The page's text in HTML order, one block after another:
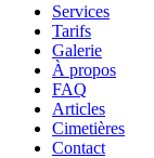
Services
Tarifs
Galerie
À propos
FAQ
Articles
Cimetières
Contact